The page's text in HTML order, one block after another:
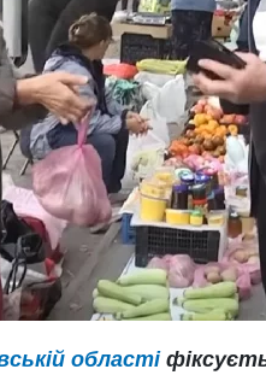
області